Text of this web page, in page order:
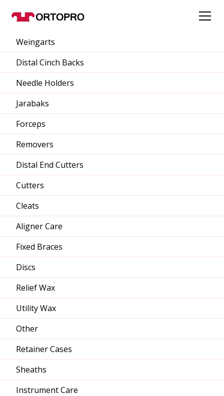
Weingarts
Distal Cinch Backs
Needle Holders
Jarabaks
Forceps
Removers
Distal End Cutters
Cutters
Cleats
Aligner Care
Fixed Braces
Discs
Relief Wax
Utility Wax
Other
Retainer Cases
Sheaths
Instrument Care